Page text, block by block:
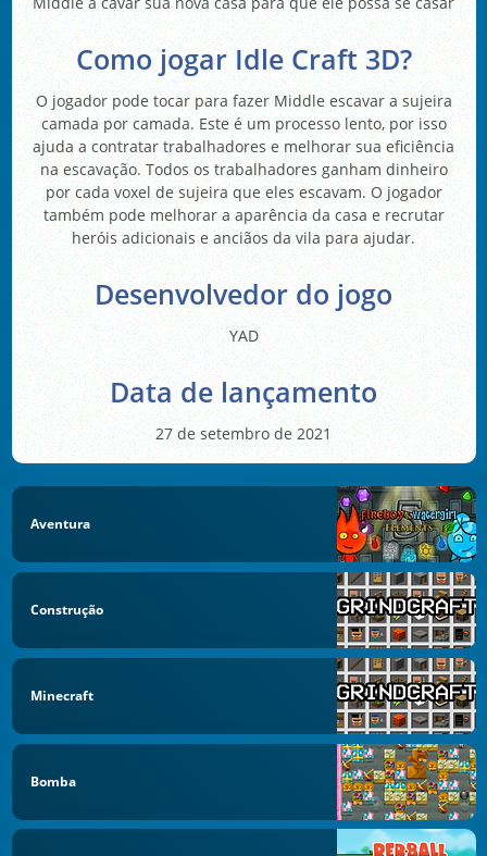
Como jogar Idle Craft 3D?
O jogador pode tocar para fazer Middle escavar a sujeira
camada por camada. Este é um processo lento, por isso
ajuda a contratar trabalhadores e melhorar sua eficiência
na escavação. Todos os trabalhadores ganham dinheiro
por cada voxel de sujeira que eles escavam. O jogador
também pode melhorar a aparência da casa e recrutar
heróis adicionais e anciãos da vila para ajudar.
Desenvolvedor do jogo
YAD
Data de lançamento
27 de setembro de 2021
Aventura
Construção
Minecraft
Bomba